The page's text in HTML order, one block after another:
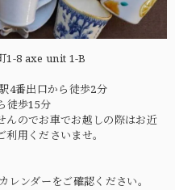
1-8 axe unit 1-B
4番出口から徒歩2分
徒歩15分
んのでお車でお越しの際はお近
利用くださいませ。
レンダーをご確認ください。